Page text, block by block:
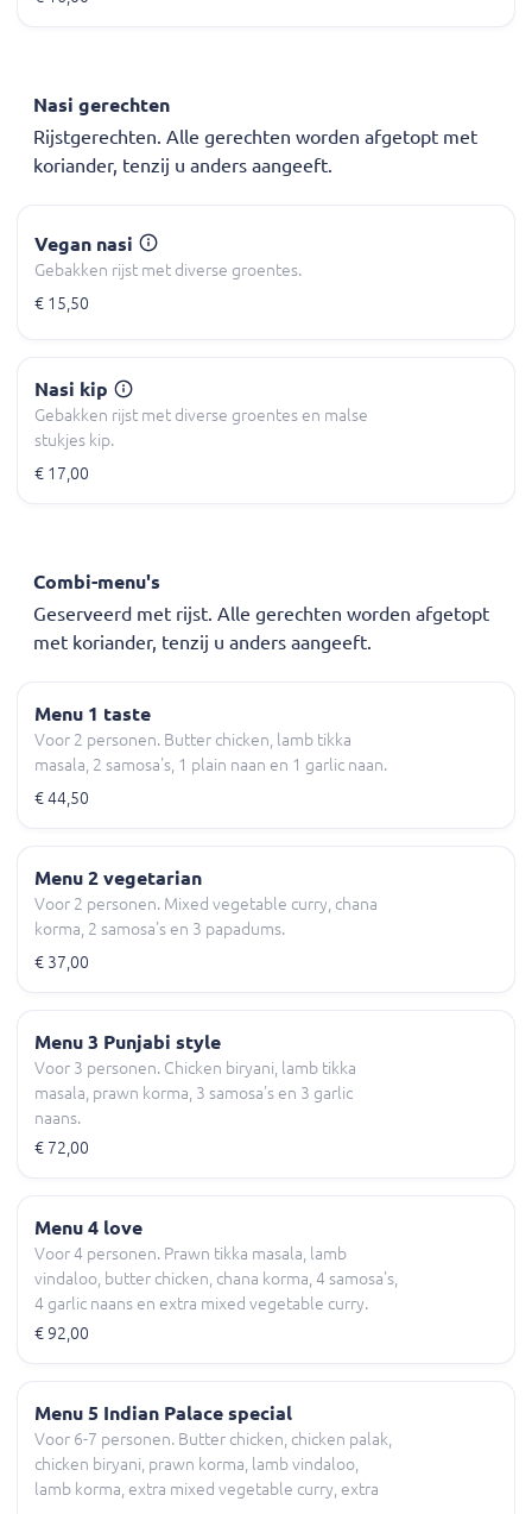
Nasi gerechten
Rijstgerechten. Alle gerechten worden afgetopt met
koriander, tenzij u anders aangeeft.
Vegan nasi
Gebakken rijst met diverse groentes.
€ 15,50
Nasi kip
Gebakken rijst met diverse groentes en malse
stukjes kip.
€ 17,00
Combi-menu's
Geserveerd met rijst. Alle gerechten worden afgetopt
met koriander, tenzij u anders aangeeft.
Menu 1 taste
Voor 2 personen. Butter chicken, lamb tikka
masala, 2 samosa's, 1 plain naan en 1 garlic naan.
€ 44,50
Menu 2 vegetarian
Voor 2 personen. Mixed vegetable curry, chana
korma, 2 samosa's en 3 papadums.
€ 37,00
Menu 3 Punjabi style
Voor 3 personen. Chicken biryani, lamb tikka
masala, prawn korma, 3 samosa's en 3 garlic
naans.
€ 72,00
Menu 4 love
Voor 4 personen. Prawn tikka masala, lamb
vindaloo, butter chicken, chana korma, 4 samosa's,
4 garlic naans en extra mixed vegetable curry.
€ 92,00
Menu 5 Indian Palace special
Voor 6-7 personen. Butter chicken, chicken palak,
chicken biryani, prawn korma, lamb vindaloo,
lamb korma, extra mixed vegetable curry, extra